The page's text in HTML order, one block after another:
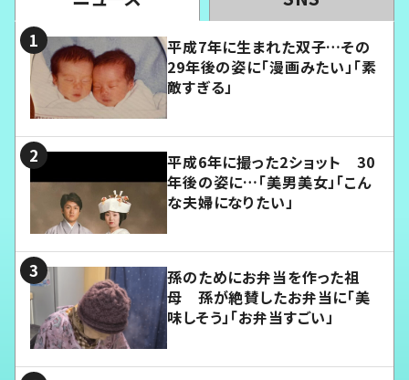
平成7年に生まれた双子…その
29年後の姿に「漫画みたい」「素
敵すぎる」
平成6年に撮った2ショット 30
年後の姿に…「美男美女」「こん
な夫婦になりたい」
孫のためにお弁当を作った祖
母 孫が絶賛したお弁当に「美
味しそう」「お弁当すごい」